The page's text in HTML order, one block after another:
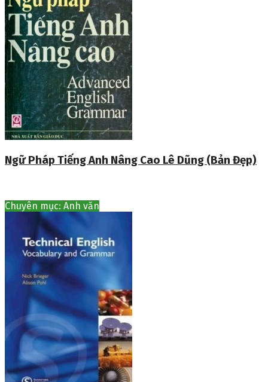
Ngữ Pháp Tiếng Anh Nâng Cao Lê Dũng (Bản Đẹp)
Chuyên mục: Anh văn